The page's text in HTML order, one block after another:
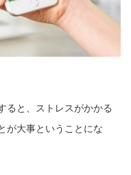
ると、ストレスがかかる
が大事ということにな